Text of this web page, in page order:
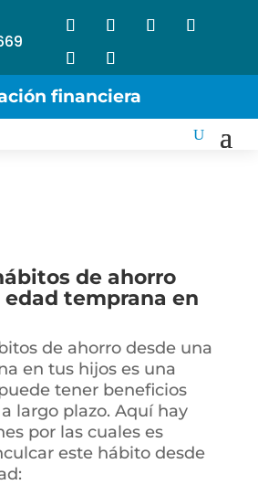
financiera
de ahorro
edad temprana en
de ahorro desde una
en tus hijos es una
tener beneficios
largo plazo. Aquí hay
por las cuales es
este hábito desde